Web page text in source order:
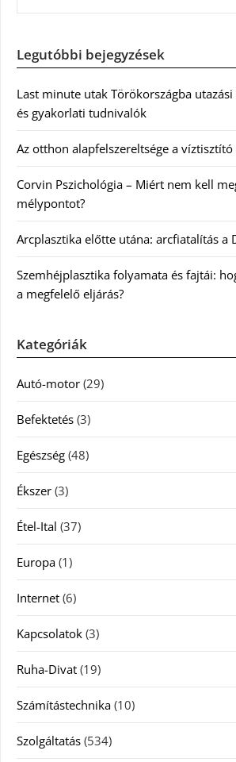
Legutóbbi bejegyzések
Last minute utak Törökországba
és gyakorlati tudnivalók
Az otthon alapfelszereltsége a víztisztító
Corvin Pszichológia – Miért nem kell
mélypontot?
Arcplasztika előtte utána: arcfiatalítás a
Szemhéjplasztika folyamata és fajtái:
a megfelelő eljárás?
Kategóriák
Autó-motor (29)
Befektetés (3)
Egészség (48)
Ékszer (3)
Étel-Ital (37)
Europa (1)
Internet (6)
Kapcsolatok (3)
Ruha-Divat (19)
Számítástechnika (10)
Szolgáltatás (534)